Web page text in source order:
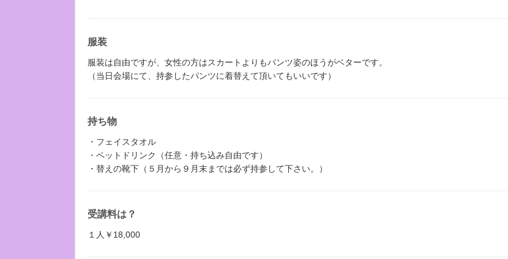
服装
服装は自由ですが、女性の方はスカートよりもパンツ姿のほうがベターです。
（当日会場にて、持参したパンツに着替えて頂いてもいいです）
持ち物
・フェイスタオル
・ペットドリンク（任意・持ち込み自由です）
・替えの靴下（５月から９月末までは必ず持参して下さい。）
受講料は？
１人￥18,000